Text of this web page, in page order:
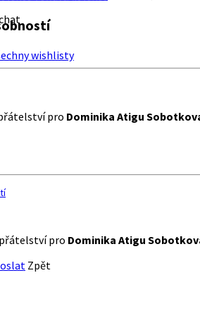
wishlisty
pro Dominika Atigu
pro Dominika Atigu
Zpět